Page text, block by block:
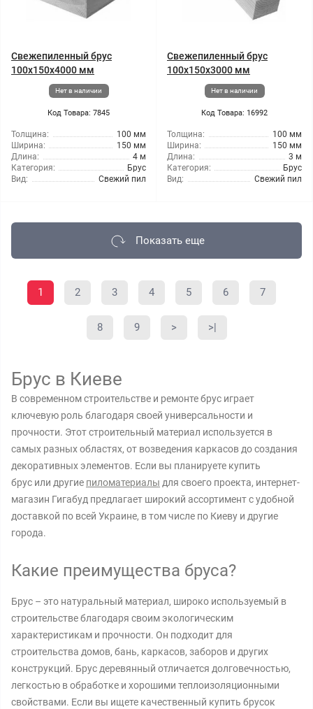
Свежепиленный брус
100x150x4000 мм
Нет в наличии
Код Товара: 7845
Толщина:
100 мм
Ширина:
150 мм
Длина:
4 м
Категория:
Брус
Вид:
Свежий пил
Свежепиленный брус
100x150x3000 мм
Нет в наличии
Код Товара: 16992
Толщина:
100 мм
Ширина:
150 мм
Длина:
3 м
Категория:
Брус
Вид:
Свежий пил
Показать еще
1 2 3 4 5 6 7
8 9 > >|
Брус в Киеве
В современном строительстве и ремонте брус играет
ключевую роль благодаря своей универсальности и
прочности. Этот строительный материал используется в
самых разных областях, от возведения каркасов до создания
декоративных элементов. Если вы планируете купить
брус или другие пиломатериалы для своего проекта, интернет-
магазин Гигабуд предлагает широкий ассортимент с удобной
доставкой по всей Украине, в том числе по Киеву и другие
города.
Какие преимущества бруса?
Брус – это натуральный материал, широко используемый в
строительстве благодаря своим экологическим
характеристикам и прочности. Он подходит для
строительства домов, бань, каркасов, заборов и других
конструкций. Брус деревянный отличается долговечностью,
легкостью в обработке и хорошими теплоизоляционными
свойствами. Если вы ищете качественный купить брусок